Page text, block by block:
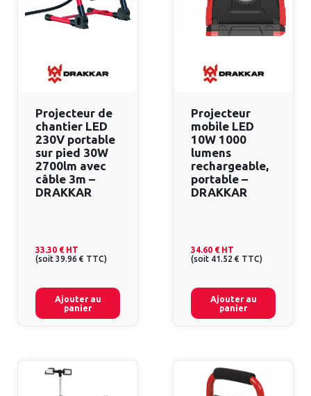
Projecteur de
chantier LED
230V portable
sur pied 30W
2700lm avec
câble 3m –
DRAKKAR
33.30 € HT
(soit 39.96 € TTC)
Ajouter au
panier
Projecteur
mobile LED
10W 1000
lumens
rechargeable,
portable –
DRAKKAR
34.60 € HT
(soit 41.52 € TTC)
Ajouter au
panier